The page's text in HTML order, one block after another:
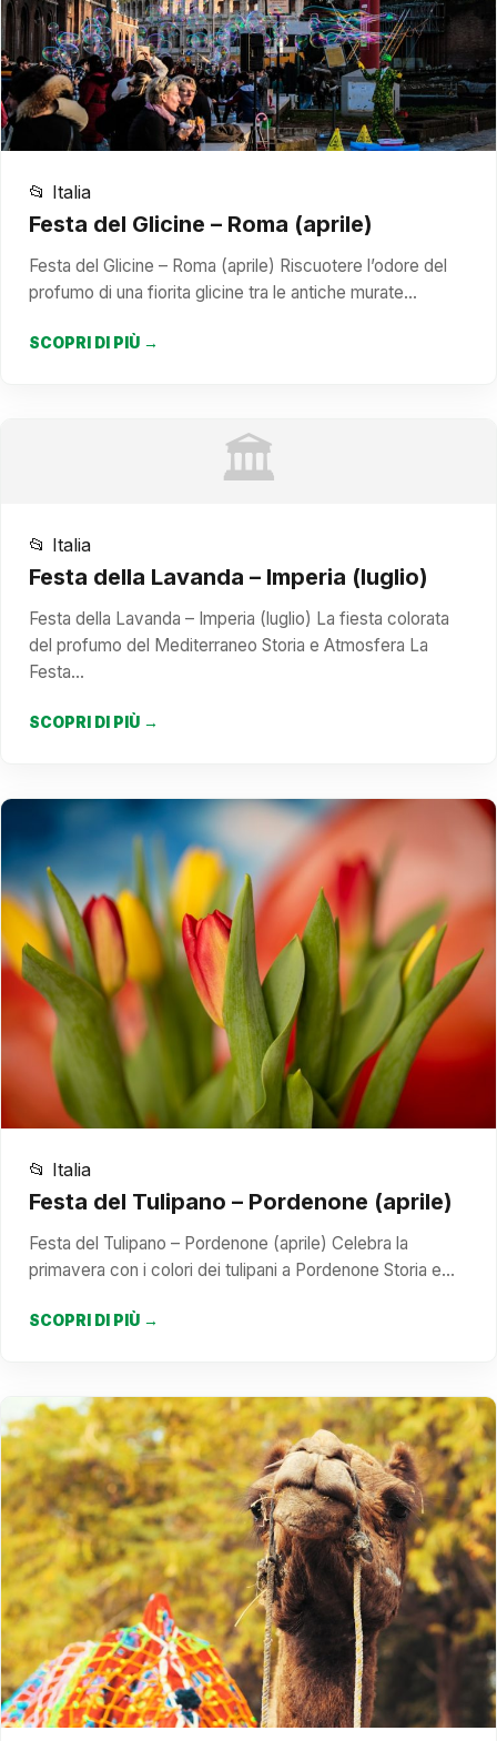
📂 Italia
Festa del Glicine – Roma (aprile)
Festa del Glicine – Roma (aprile) Riscuotere l’odore del
profumo di una fiorita glicine tra le antiche murate…
SCOPRI DI PIÙ →
🏛️
📂 Italia
Festa della Lavanda – Imperia (luglio)
Festa della Lavanda – Imperia (luglio) La fiesta colorata
del profumo del Mediterraneo Storia e Atmosfera La
Festa…
SCOPRI DI PIÙ →
📂 Italia
Festa del Tulipano – Pordenone (aprile)
Festa del Tulipano – Pordenone (aprile) Celebra la
primavera con i colori dei tulipani a Pordenone Storia e…
SCOPRI DI PIÙ →